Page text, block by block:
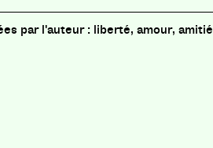
liberté, amour, amitié